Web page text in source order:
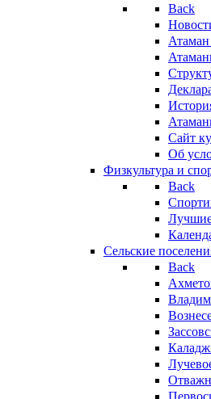
Back
Cайт
Об
Физкультура и
Back
Сельские
Back